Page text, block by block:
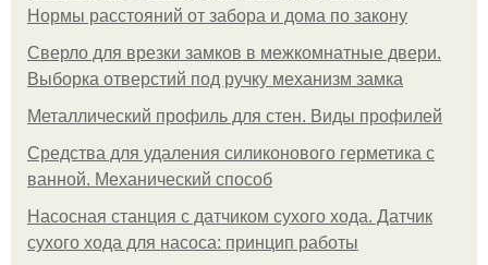
Нормы расстояний от забора и дома по закону
Сверло для врезки замков в межкомнатные двери.
Выборка отверстий под ручку механизм замка
Металлический профиль для стен. Виды профилей
Средства для удаления силиконового герметика с
ванной. Механический способ
Насосная станция с датчиком сухого хода. Датчик
сухого хода для насоса: принцип работы